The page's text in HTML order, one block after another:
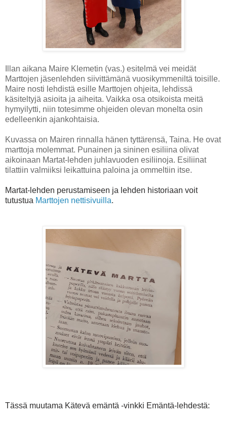
Illan aikana Maire Klemetin (vas.) esitelmä vei meidät
Marttojen jäsenlehden siivittämänä vuosikymmeniltä toisille.
Maire nosti lehdistä esille Marttojen ohjeita, lehdissä
käsiteltyjä asioita ja aiheita. Vaikka osa otsikoista meitä
hymyilytti, niin totesimme ohjeiden olevan monelta osin
edelleenkin ajankohtaisia.
Kuvassa on Mairen rinnalla hänen tyttärensä, Taina. He ovat
marttoja molemmat. Punainen ja sininen esiliina olivat
aikoinaan Martat-lehden juhlavuoden esiliinoja. Esiliinat
tilattiin valmiiksi leikattuina paloina ja ommeltiin itse.
Martat-lehden perustamiseen ja lehden historiaan voit
tutustua Marttojen nettisivuilla.
Tässä muutama Kätevä emäntä -vinkki Emäntä-lehdestä: